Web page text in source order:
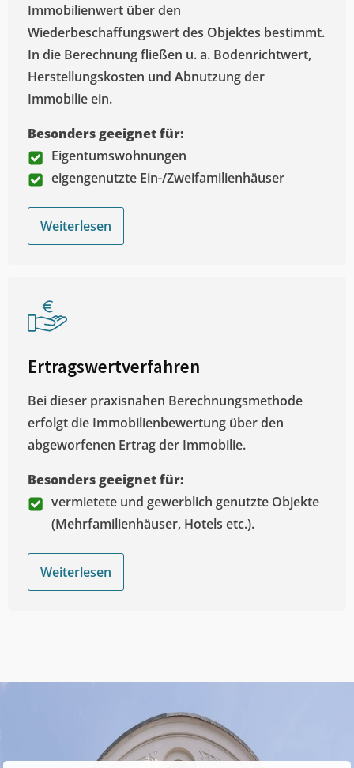
Immobilienwert über den
Wiederbeschaffungswert des Objektes bestimmt.
In die Berechnung fließen u. a. Bodenrichtwert,
Herstellungskosten und Abnutzung der
Immobilie ein.
Besonders geeignet für:
Eigentumswohnungen
eigengenutzte Ein-/Zweifamilienhäuser
Weiterlesen
Ertragswertverfahren
Bei dieser praxisnahen Berechnungsmethode
erfolgt die Immobilienbewertung über den
abgeworfenen Ertrag der Immobilie.
Besonders geeignet für:
vermietete und gewerblich genutzte Objekte
(Mehrfamilienhäuser, Hotels etc.).
Weiterlesen